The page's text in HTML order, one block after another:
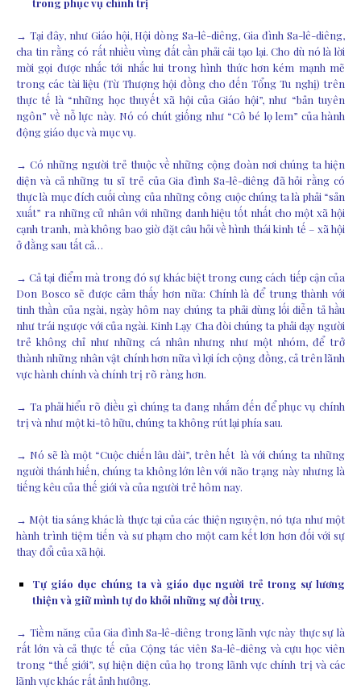
trong phục vụ chính trị
→ Tại đây, như Giáo hội, Hội dòng Sa-lê-diêng, Gia đình Sa-lê-diêng,
cha tin rằng có rất nhiều vùng đất cần phải cải tạo lại. Cho dù nó là lời
mời gọi được nhắc tới nhắc lui trong hình thức hơn kém mạnh mẽ
trong các tài liệu (Từ Thượng hội đồng cho đến Tổng Tu nghị) trên
thực tế là “những học thuyết xã hội của Giáo hội”, như “bản tuyên
ngôn” về nỗ lực này. Nó có chút giống như “Cô bé lọ lem” của hành
động giáo dục và mục vụ.
→ Có những người trẻ thuộc về những cộng đoàn nơi chúng ta hiện
diện và cả những tu sĩ trẻ của Gia đình Sa-lê-diêng đã hỏi rằng có
thực là mục đích cuối cùng của những công cuộc chúng ta là phải “sản
xuất” ra những cử nhân với những danh hiệu tốt nhất cho một xã hội
cạnh tranh, mà không bao giờ đặt câu hỏi về hình thái kinh tế – xã hội
ở đằng sau tất cả…
→ Cả tại điểm mà trong đó sự khác biệt trong cung cách tiếp cận của
Don Bosco sẽ được cảm thấy hơn nữa: Chính là để trung thành với
tinh thần của ngài, ngày hôm nay chúng ta phải dùng lối diễn tả hầu
như trái ngược với của ngài. Kinh Lạy Cha đòi chúng ta phải dạy người
trẻ không chỉ như những cá nhân nhưng như một nhóm, để trở
thành những nhân vật chính hơn nữa vì lợi ích cộng đồng, cả trên lãnh
vực hành chính và chính trị rõ ràng hơn.
→ Ta phải hiểu rõ điều gì chúng ta đang nhắm đến để phục vụ chính
trị và như một ki-tô hữu, chúng ta không rút lại phía sau.
→ Nó sẽ là một “Cuộc chiến lâu dài”, trên hết là với chúng ta những
người thánh hiến, chúng ta không lớn lên với não trạng này nhưng là
tiếng kêu của thế giới và của người trẻ hôm nay.
→ Một tia sáng khác là thực tại của các thiện nguyện, nó tựa như một
hành trình tiệm tiến và sư phạm cho một cam kết lơn hơn đối với sự
thay đổi của xã hội.
Tự giáo dục chúng ta và giáo dục người trẻ trong sự lương
thiện và giữ mình tự do khỏi những sự đồi truỵ.
→ Tiềm năng của Gia đình Sa-lê-diêng trong lãnh vực này thực sự là
rất lớn và cả thực tế của Cộng tác viên Sa-lê-diêng và cựu học viên
trong “thế giới”, sự hiện diện của họ trong lãnh vực chính trị và các
lãnh vực khác rất ảnh hưởng.